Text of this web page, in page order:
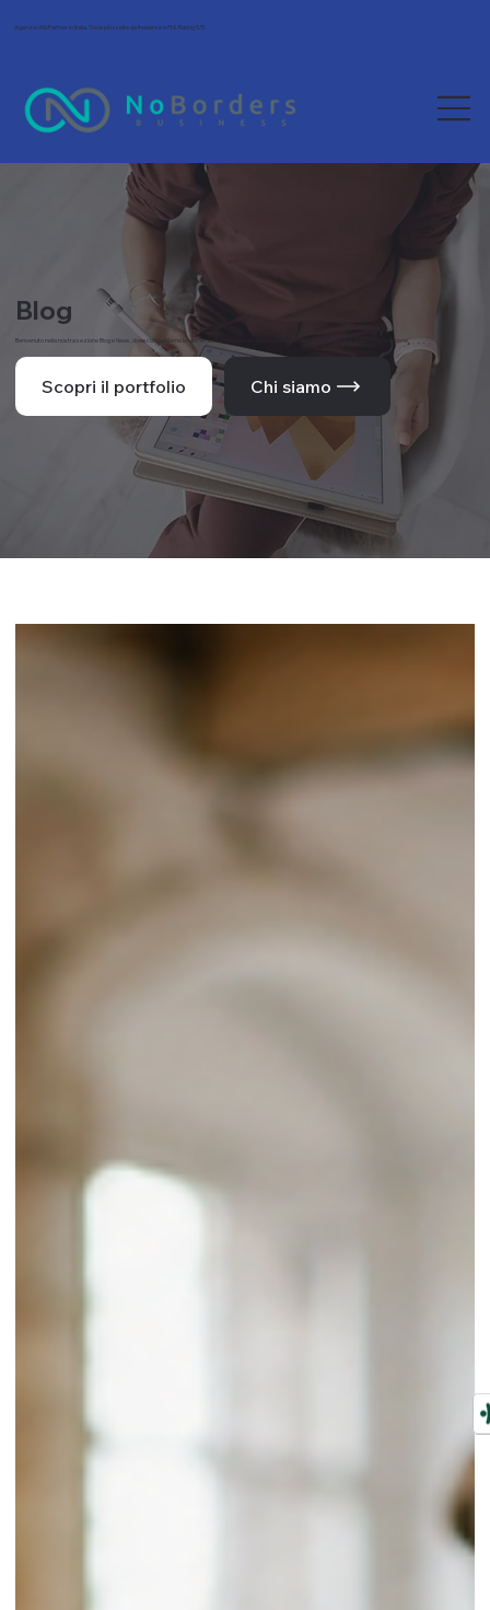
Agenzia Wix Partner in Italia. Tra le più scelte da freelance e PMI. Rating 5/5.
Blog
Benvenuto nella nostra sezione Blog e News, dove condividiamo le ultime novità, tendenze e approfondimenti dal mondo del web e della comunicazione.
Scopri il portfolio Chi siamo